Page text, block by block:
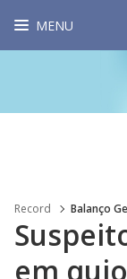
MENU
Record Balanço
em